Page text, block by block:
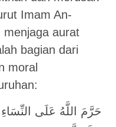
Imam An-
menjaga aurat
bagian dari
moral
حَرَّمَ اللَّهُ عَلَى